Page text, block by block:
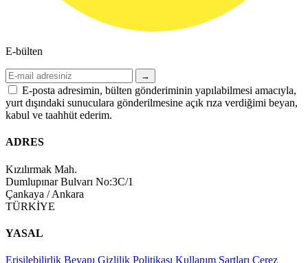
E-bülten
→
E-posta adresimin, bülten gönderiminin yapılabilmesi amacıyla,
yurt dışındaki sunuculara gönderilmesine açık rıza verdiğimi beyan,
kabul ve taahhüt ederim.
ADRES
Kızılırmak Mah.
Dumlupınar Bulvarı No:3C/1
Çankaya / Ankara
TÜRKİYE
YASAL
Erişilebilirlik Beyanı Gizlilik Politikası Kullanım Şartları Çerez